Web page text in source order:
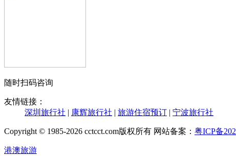
随时扫码咨询
友情链接：
深圳旅行社 | 康辉旅行社 | 旅游住宿预订 | 宁波旅行社
Copyright © 1985-2026 cctcct.com版权所有 网站备案： 粤ICP备
港澳旅游